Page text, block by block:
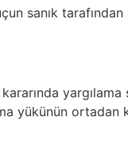
sanık
yargılama
yükünün ortadan